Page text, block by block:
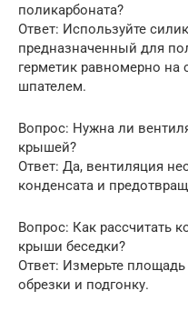
поликарбоната?
Ответ: Используйте
предназначенный для
герметик равномерно на
шпателем.
Вопрос: Нужна ли
крышей?
Ответ: Да, вентиляция
конденсата и
Вопрос: Как рассчитать
крыши беседки?
Ответ: Измерьте
обрезки и подгонку.